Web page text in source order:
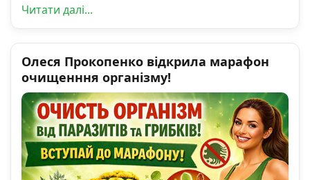
Читати далі...
Олеся Прокопенко відкрила марафон
очищенння організму!